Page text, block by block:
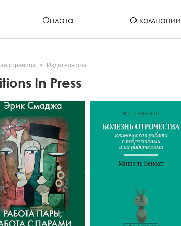
Оплата О компании
страница Издательства
In Press